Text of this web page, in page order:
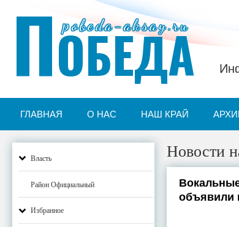
pobeda-aksay.ru
ПОБЕДА
ГЛАВНАЯ О НАС НАШ КРАЙ
Власть
Район Официальный
Избранное
Новости
объявили